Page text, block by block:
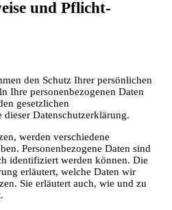
und Pflicht­
den Schutz Ihrer persönlichen
Ihre personenbezogenen Daten
gesetzlichen
Datenschutzerklärung.
werden verschiedene
Personenbezogene Daten sind
identifiziert werden können. Die
erläutert, welche Daten wir
Sie erläutert auch, wie und zu